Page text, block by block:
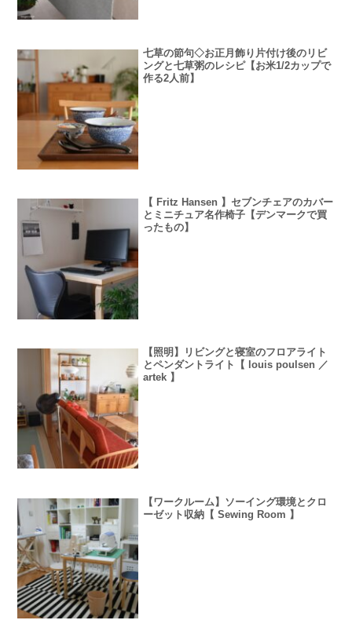
七草の節句◇お正月飾り片付け後のリビ
ングと七草粥のレシピ【お米1/2カップで
作る2人前】
【 Fritz Hansen 】セブンチェアのカバー
とミニチュア名作椅子【デンマークで買
ったもの】
【照明】リビングと寝室のフロアライト
とペンダントライト【 louis poulsen ／
artek 】
【ワークルーム】ソーイング環境とクロ
ーゼット収納【 Sewing Room 】